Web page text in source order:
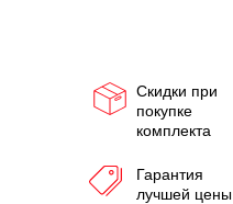
Скидки при
покупке
комплекта
Гарантия
лучшей цены